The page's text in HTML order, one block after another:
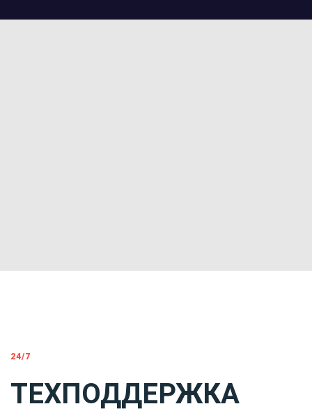
24/7
ТЕХПОДДЕРЖКА